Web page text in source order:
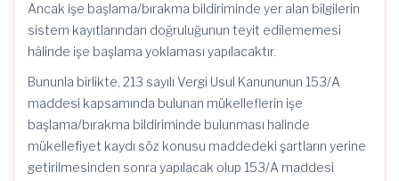
Ancak işe başlama/bırakma bildiriminde yer alan bilgilerin
sistem kayıtlarından doğruluğunun teyit edilememesi
hâlinde işe başlama yoklaması yapılacaktır.
Bununla birlikte, 213 sayılı Vergi Usul Kanununun 153/A
maddesi kapsamında bulunan mükelleflerin işe
başlama/bırakma bildiriminde bulunması halinde
mükellefiyet kaydı söz konusu maddedeki şartların yerine
getirilmesinden sonra yapılacak olup 153/A maddesi